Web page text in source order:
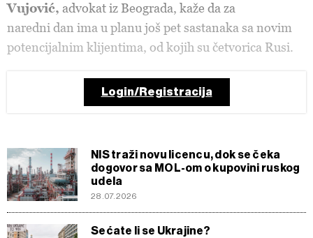
Vujović, advokat iz Beograda, kaže da za
naredni dan ima u planu još pet sastanaka sa novim
potencijalnim klijentima, od kojih su četvorica Rusi.
Login/Registracija
NIS traži novu licencu, dok se čeka
dogovor sa MOL-om o kupovini ruskog
udela
28.07.2026
Sećate li se Ukrajine?